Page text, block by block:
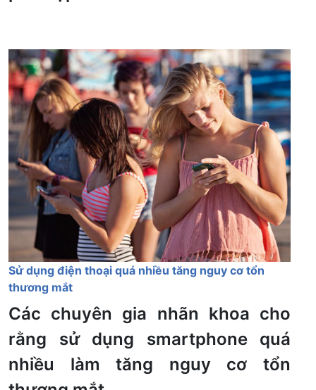
Sử dụng điện thoại quá nhiều tăng nguy cơ tổn
thương mắt
Các chuyên gia nhãn khoa cho
rằng sử dụng smartphone quá
nhiều làm tăng nguy cơ tổn